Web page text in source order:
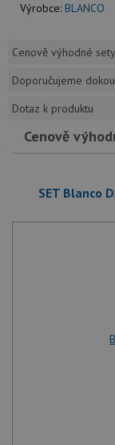
Výrobce: BLANCO
Cenově výhodné sety
Doporučujeme
Dotaz k produktu
Cenově
SET Blanco